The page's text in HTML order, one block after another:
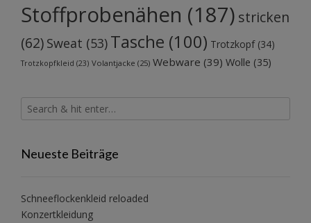
Stoffprobenähen (187) stricken
(62) Sweat (53) Tasche (100) Trotzkopf(34)
Trotzkopfkleid (23) Volantjacke (25) Webware (39) Wolle (35)
Neueste Beiträge
Schneeflockenkleid reloaded
Konzertkleidung